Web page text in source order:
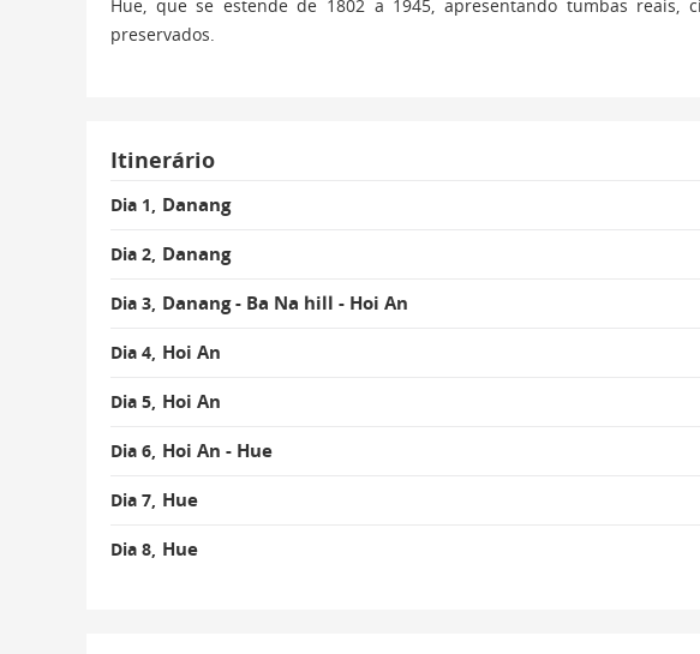
Hue, que se estende de 1802 a 1945, apresentando tumbas reais,
preservados.
Itinerário
Dia 1,
Danang
Dia 2, Danang
Dia 3, Danang - Ba Na hill - Hoi An
Dia 4, Hoi An
Dia 5, Hoi An
Dia 6, Hoi An - Hue
Dia 7, Hue
Dia 8, Hue